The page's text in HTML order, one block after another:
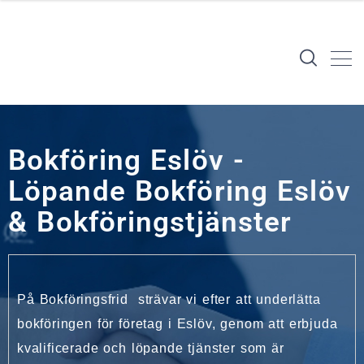
Bokföring Eslöv -
Löpande Bokföring Eslöv
& Bokföringstjänster
På Bokföringsfrid strävar vi efter att underlätta
bokföringen för företag i Eslöv, genom att erbjuda
kvalificerade och löpande tjänster som är